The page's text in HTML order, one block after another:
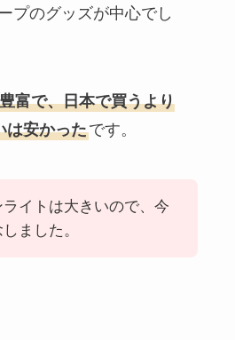
プのグッズが中心でし
富で、日本で買うより
は安かったです。
イトは大きいので、今
ました。